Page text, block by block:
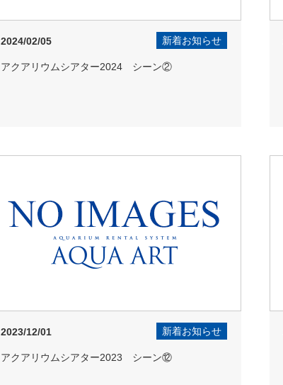
2024/02/05 新着お知らせ
アクアリウムシアター2024 シーン②
2023/12/01 新着お知らせ
アクアリウムシアター2023 シーン⑫